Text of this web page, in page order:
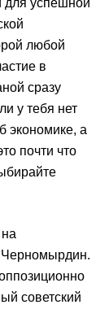
успешной
любой
в
сразу
у тебя нет
экономике, а
почти что
Черномырдин.
советский